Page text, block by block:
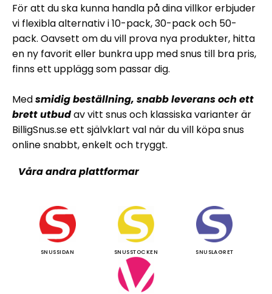
För att du ska kunna handla på dina villkor erbjuder
vi flexibla alternativ i 10-pack, 30-pack och 50-
pack. Oavsett om du vill prova nya produkter, hitta
en ny favorit eller bunkra upp med snus till bra pris,
finns ett upplägg som passar dig.
Medsmidig beställning, snabb leverans och ett
brett utbudav vitt snus och klassiska varianter är
BilligSnus.se ett självklart val när du vill köpa snus
online snabbt, enkelt och tryggt.
Våra andra plattformar
SNUSSIDAN SNUSSTOCKEN SNUSLAGRET